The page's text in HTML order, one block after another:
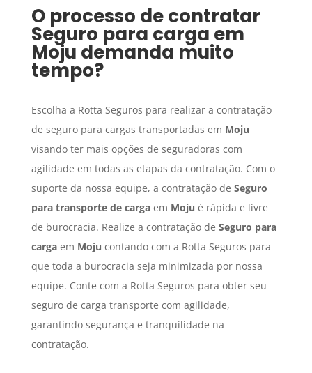
O processo de contratar
Seguro para carga em
Moju demanda muito
tempo?
Escolha a Rotta Seguros para realizar a contratação
de seguro para cargas transportadas em Moju
visando ter mais opções de seguradoras com
agilidade em todas as etapas da contratação. Com o
suporte da nossa equipe, a contratação de Seguro
para transporte de cargaem Moju é rápida e livre
de burocracia. Realize a contratação de Seguro para
cargaem Moju contando com a Rotta Seguros para
que toda a burocracia seja minimizada por nossa
equipe. Conte com a Rotta Seguros para obter seu
seguro de carga transporte com agilidade,
garantindo segurança e tranquilidade na
contratação.